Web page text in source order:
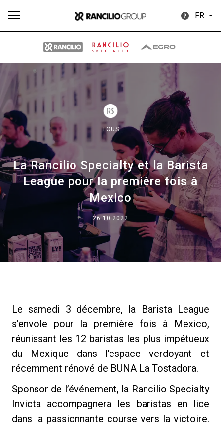
FR
TOUS
La Rancilio Specialty et la Barista
League pour la première fois à
Mexico
26.10.2022
Le samedi 3 décembre, la Barista League
s’envole pour la première fois à Mexico,
réunissant les 12 baristas les plus impétueux
du Mexique dans l’espace verdoyant et
récemment rénové de BUNA La Tostadora.
Sponsor de l’événement, la Rancilio Specialty
Invicta accompagnera les baristas en lice
dans la passionnante course vers la victoire.
Toutes Produits Télécharger
Our brands
News
Nos laboratoires
Durabilité
Nous contacter